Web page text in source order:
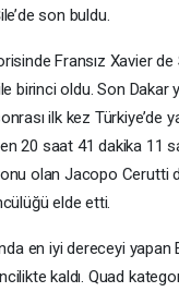
son buldu.
Fransız Xavier
birinci oldu. Son Dakar
ilk kez Türkiye’de
20 saat 41 dakika 11
olan Jacopo Cerutti
elde etti.
en iyi dereceyi yapan
kaldı. Quad